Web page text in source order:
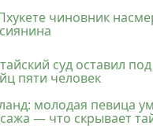
чиновник
суд оставил
пяти человек
молодая певица
— что скрывает